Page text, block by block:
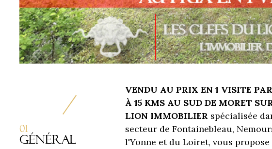
01
Général
VENDU AU PRIX EN 1 VISITE
À 15 KMS AU SUD DE MORET
LION IMMOBILIER spécialisée
secteur de Fontainebleau,
l'Yonne et du Loiret, vous